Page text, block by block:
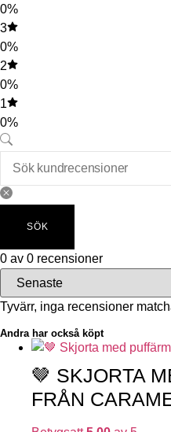
0%
3
0%
2
0%
1
0%
SÖK
0 av 0 recensioner
Tyvärr, inga recensioner
Andra har också köpt
🤎 SKJORTA
FRÅN